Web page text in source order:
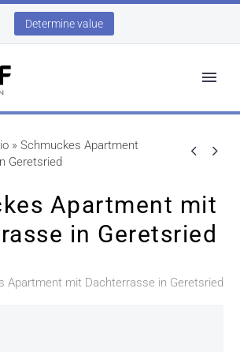
Determine value
 
» Schmuckes Apartment
Geretsried
Apartment mit
in Geretsried